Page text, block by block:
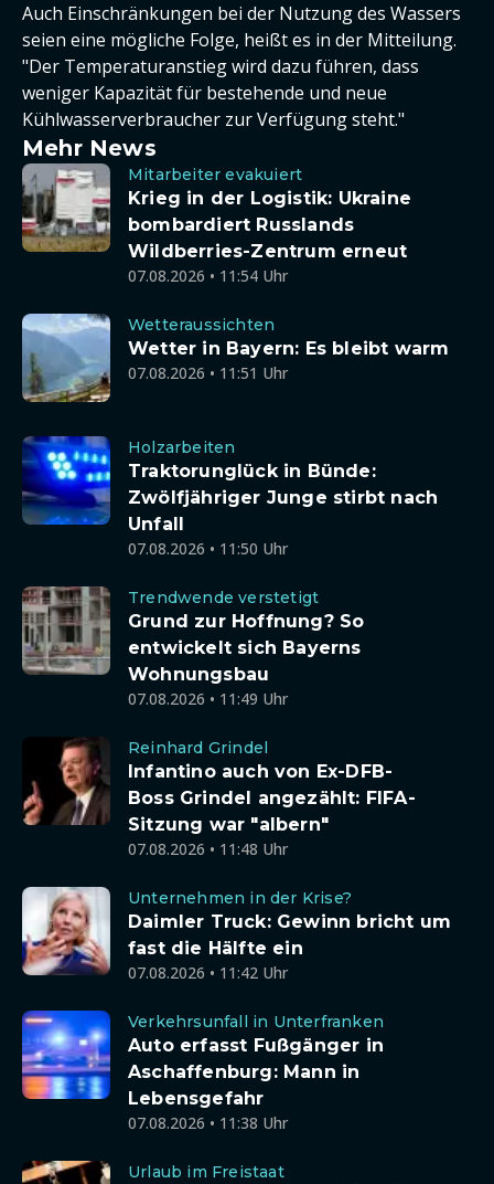
Auch Einschränkungen bei der Nutzung des Wassers
seien eine mögliche Folge, heißt es in der Mitteilung.
"Der Temperaturanstieg wird dazu führen, dass
weniger Kapazität für bestehende und neue
Kühlwasserverbraucher zur Verfügung steht."
Mehr News
Mitarbeiter evakuiert
Krieg in der Logistik: Ukraine
bombardiert Russlands
Wildberries-Zentrum erneut
07.08.2026 • 11:54 Uhr
Wetteraussichten
Wetter in Bayern: Es bleibt warm
07.08.2026 • 11:51 Uhr
Holzarbeiten
Traktorunglück in Bünde:
Zwölfjähriger Junge stirbt nach
Unfall
07.08.2026 • 11:50 Uhr
Trendwende verstetigt
Grund zur Hoffnung? So
entwickelt sich Bayerns
Wohnungsbau
07.08.2026 • 11:49 Uhr
Reinhard Grindel
Infantino auch von Ex-DFB-
Boss Grindel angezählt: FIFA-
Sitzung war "albern"
07.08.2026 • 11:48 Uhr
Unternehmen in der Krise?
Daimler Truck: Gewinn bricht um
fast die Hälfte ein
07.08.2026 • 11:42 Uhr
Verkehrsunfall in Unterfranken
Auto erfasst Fußgänger in
Aschaffenburg: Mann in
Lebensgefahr
07.08.2026 • 11:38 Uhr
Urlaub im Freistaat